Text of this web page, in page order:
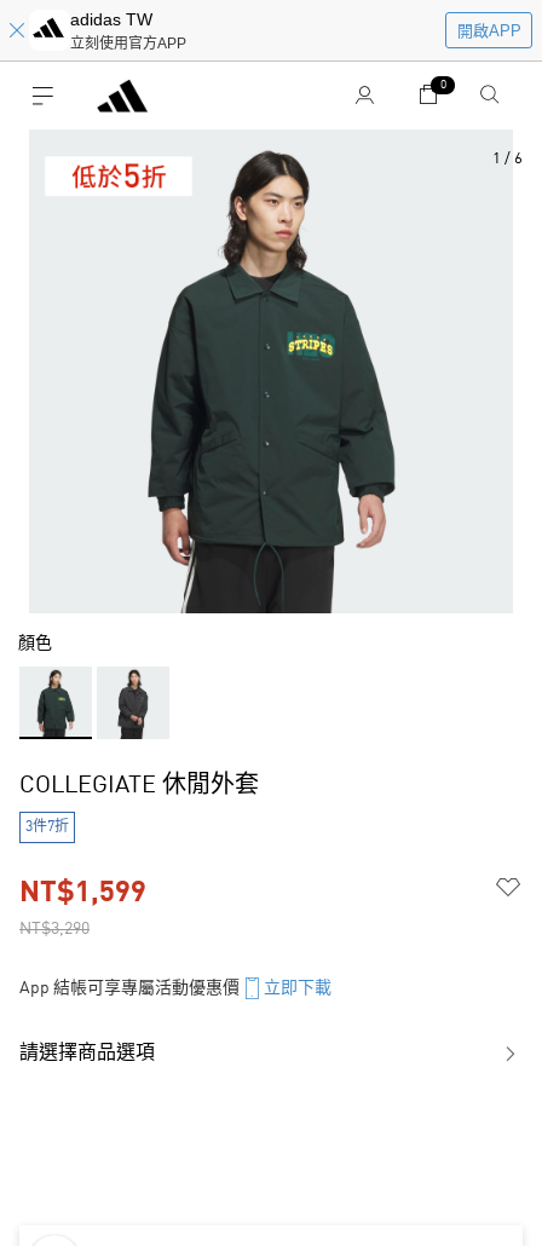
adidas TW
立刻使用官方APP
開啟APP
0
1 / 6
顏色
COLLEGIATE 休閒外套
3件7折
NT$3,290
NT$1,599
App 結帳可享專屬活動優惠價 立即下載
請選擇商品選項